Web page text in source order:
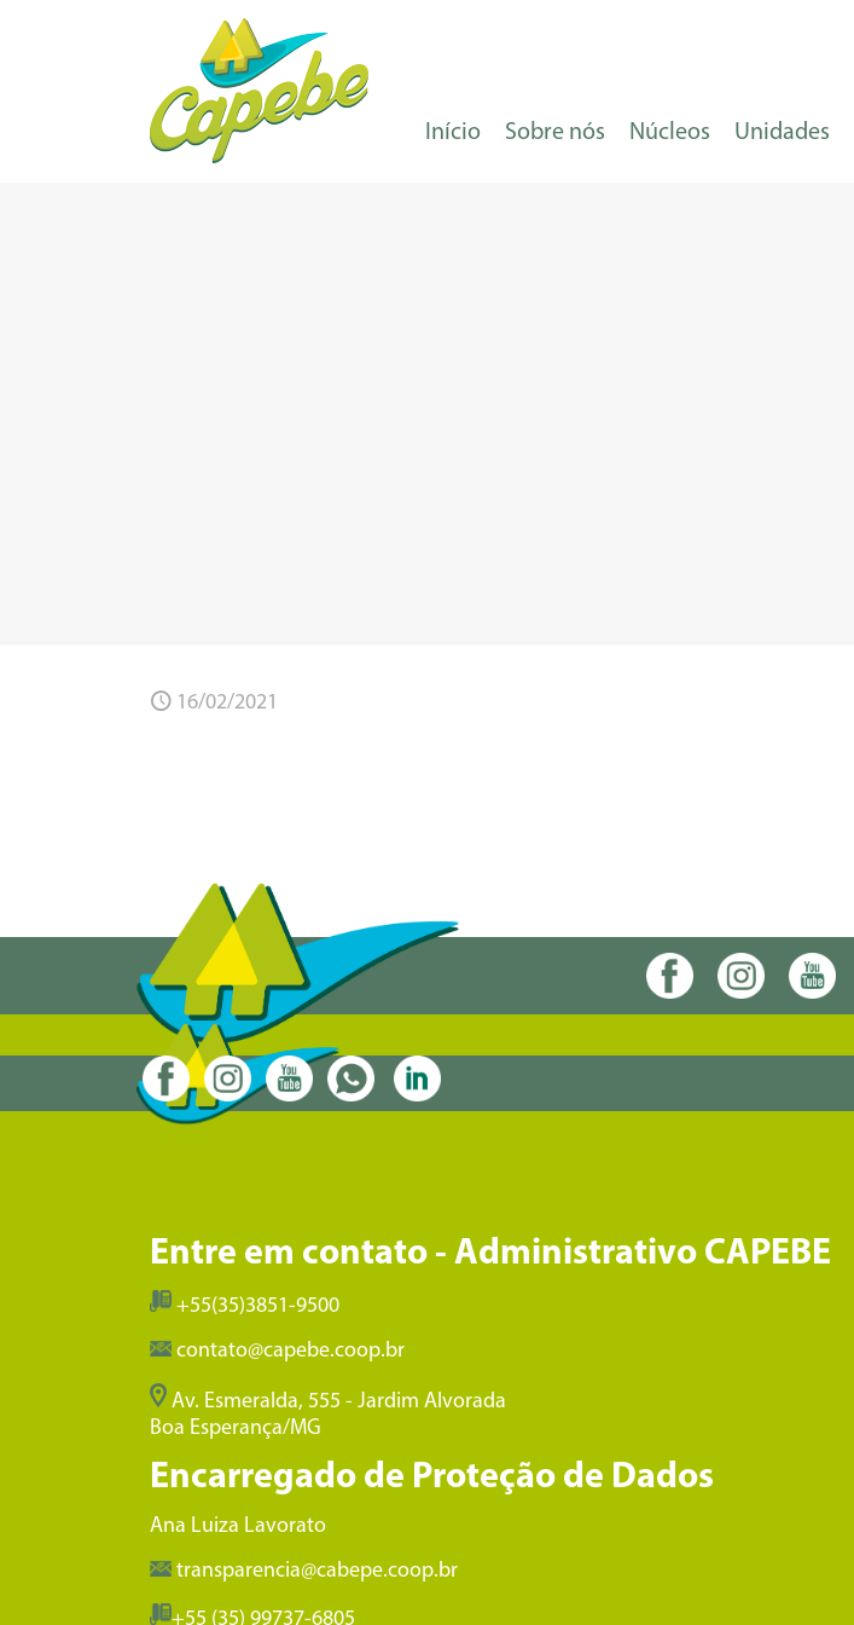
Início Sobre nós Núcleos Unidades
16/02/2021
Entre em contato - Administrativo CAPEBE
+55(35)3851-9500
contato@capebe.coop.br
Av. Esmeralda, 555 - Jardim Alvorada
Boa Esperança/MG
Encarregado de Proteção de Dados
Ana Luiza Lavorato
transparencia@cabepe.coop.br
+55 (35) 99737-6805